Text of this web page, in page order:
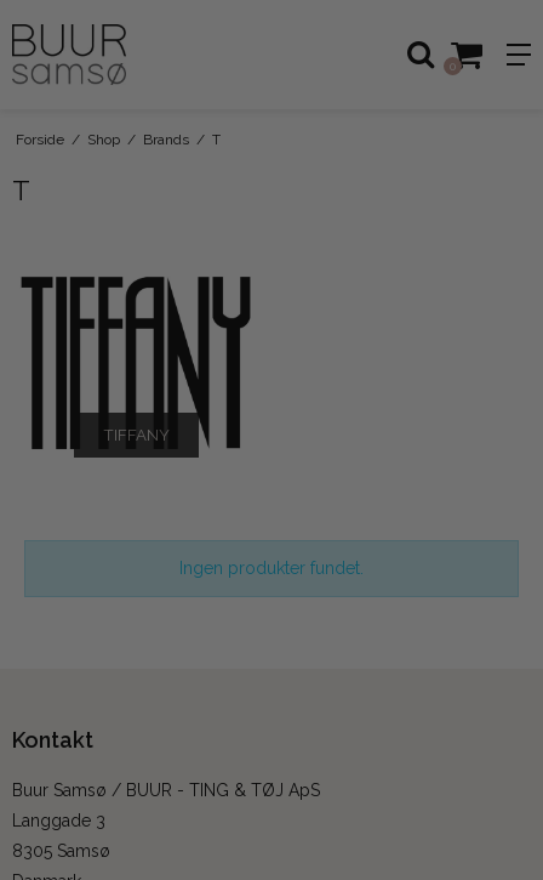
0
Forside / Shop / Brands / T
T
TIFFANY
Ingen produkter fundet.
Kontakt
Buur Samsø / BUUR - TING & TØJ ApS
Langgade 3
8305 Samsø